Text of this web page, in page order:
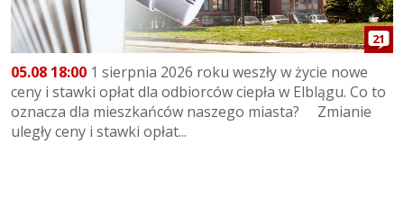
21
05.08 18:00 1 sierpnia 2026 roku weszły w życie nowe
ceny i stawki opłat dla odbiorców ciepła w Elblągu. Co to
oznacza dla mieszkańców naszego miasta? Zmianie
uległy ceny i stawki opłat...